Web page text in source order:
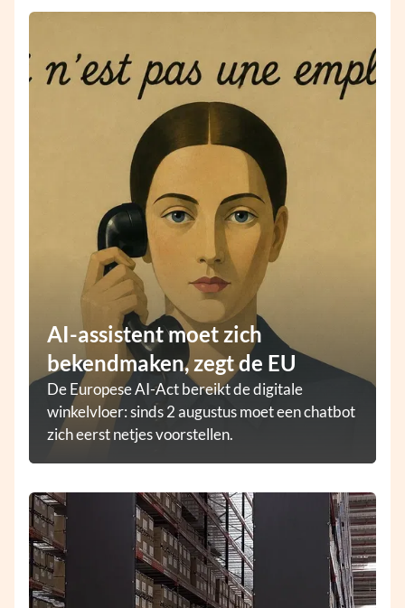
AI-assistent moet zich
bekendmaken, zegt de EU
De Europese AI-Act bereikt de digitale
winkelvloer: sinds 2 augustus moet een chatbot
zich eerst netjes voorstellen.